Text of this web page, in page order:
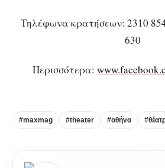
Τηλέφωνα κρατήσεων: 2310
630
Περισσότερα:
#maxmag #theater #αθήνα